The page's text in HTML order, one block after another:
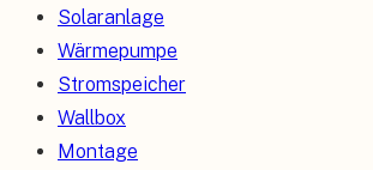
Solaranlage
Wärmepumpe
Stromspeicher
Wallbox
Montage